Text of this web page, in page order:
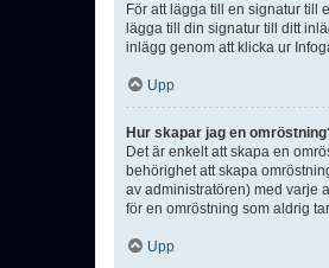
För att lägga till en signatur till
lägga till din signatur till ditt
inlägg genom att klicka ur
Upp
Hur skapar jag en
Det är enkelt att skapa en
behörighet att skapa
av administratören) med varje
för en omröstning som aldrig
Upp